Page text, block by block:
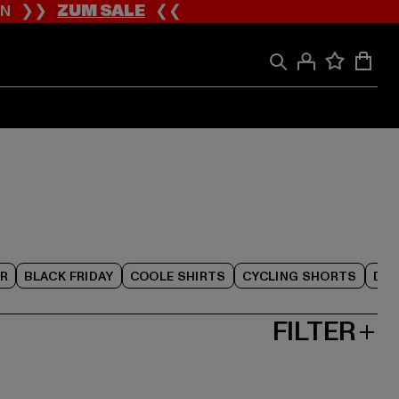
❯❯ZUM SALE❮❮
BLACK FRIDAY COOLE SHIRTS CYCLING SHORTS
FILTER